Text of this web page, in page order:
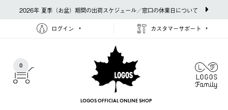
2026年 夏季（お盆）期間の出荷スケジュール／窓口の休業日について
ログイン カスタマーサポート
0
LOGOS OFFICIAL ONLINE SHOP